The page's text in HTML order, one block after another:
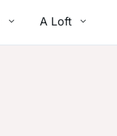
A Loft